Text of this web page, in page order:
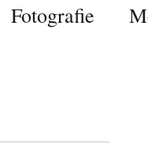
Fotografie